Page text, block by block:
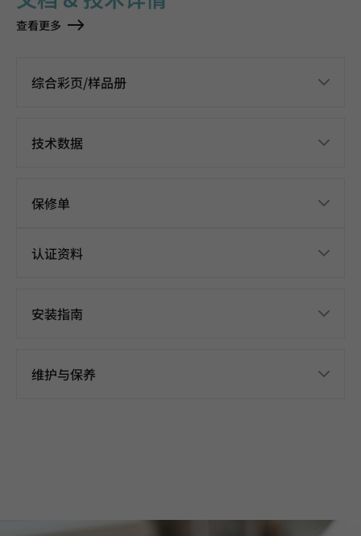
查看更多
综合彩页/样品册
技术数据
保修单
认证资料
安装指南
维护与保养